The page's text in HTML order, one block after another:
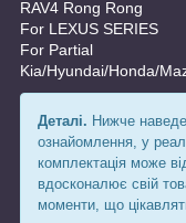
RAV4 Rong Rong
For LEXUS SERIES
For Partial
Kia/Hyundai/Honda/
Деталі. Нижче
ознайомлення, у
комплектація може
вдосконалює свій
моменти, що